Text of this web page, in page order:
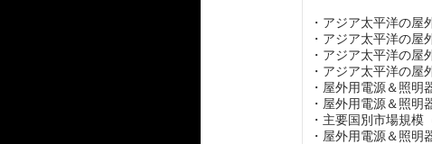
・アジア太平洋の
・アジア太平洋の屋
・アジア太平洋の
・アジア太平洋の
・屋外用電源＆照
・屋外用電源＆照
・主要国別市場規模
・屋外用電源＆照